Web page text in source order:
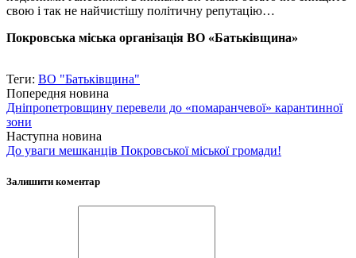
свою і так не найчистішу політичну репутацію…
Покровська міська організація ВО «Батьківщина»
Теги: ВО "Батьківщина"
Попередня новина
Дніпропетровщину перевели до «помаранчевої» карантинної
зони
Наступна новина
До уваги мешканців Покровської міської громади!
Залишити коментар